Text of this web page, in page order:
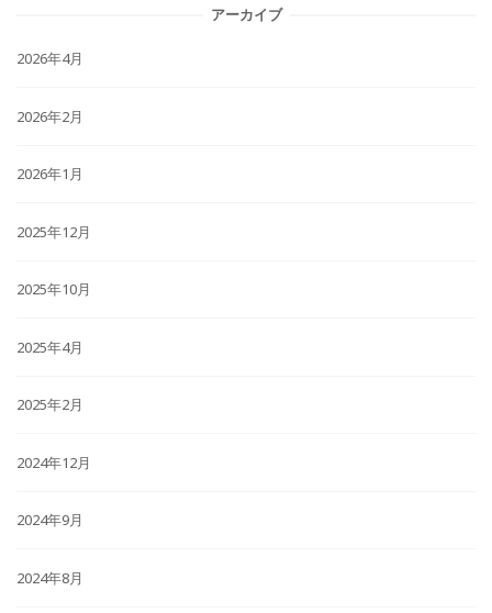
アーカイブ
2026年4月
2026年2月
2026年1月
2025年12月
2025年10月
2025年4月
2025年2月
2024年12月
2024年9月
2024年8月